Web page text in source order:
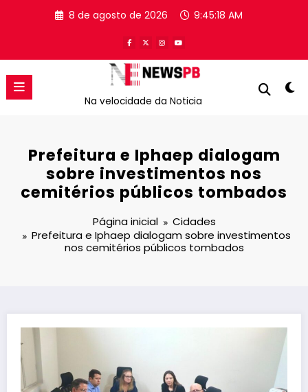
8 de agosto de 2026 9:45:18 AM
Na velocidade da Noticia
Prefeitura e Iphaep dialogam
sobre investimentos nos
cemitérios públicos tombados
Página inicial
Cidades
Prefeitura e Iphaep dialogam sobre investimentos
nos cemitérios públicos tombados